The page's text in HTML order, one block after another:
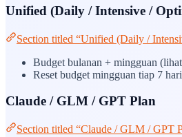
Unified (Daily / Intensive /
Section titled “Unified (Daily /
Budget bulanan + mingguan (lihat
Reset budget mingguan tiap 7
Claude / GLM / GPT Plan
Section titled “Claude / GLM / GPT